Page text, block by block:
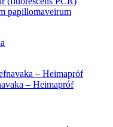
papillomaveirum
– Heimapróf